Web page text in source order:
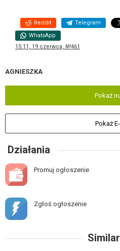
Reddit Telegram
WhatsApp
15:11, 19 czerwca, №461
AGNIESZKA
Pokaż
Pokaż
Działania
Promuj ogłoszenie
Zgłoś ogłoszenie